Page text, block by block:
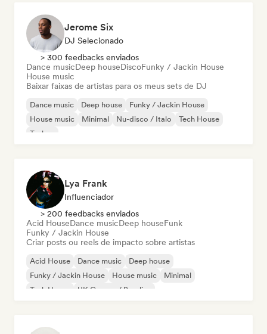
Jerome Six
DJ Selecionado
> 300 feedbacks enviados
Dance musicDeep houseDiscoFunky / Jackin House
House music
Baixar faixas de artistas para os meus sets de DJ
Dance music Deep house
Funky / Jackin House
House music
Minimal Nu-disco / Italo
Tech House
Techno
Lya Frank
Influenciador
> 200 feedbacks enviados
Acid HouseDance musicDeep houseFunk
Funky / Jackin House
Criar posts ou reels de impacto sobre artistas
Acid House Dance music
Deep house
Funky / Jackin House
House music
Minimal
Tech House
UK Garage / Bassline